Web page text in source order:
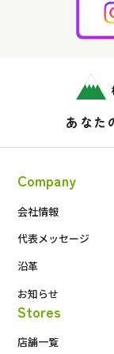
あなた
Company
会社情報
代表メッセージ
沿革
お知らせ
Stores
店舗一覧